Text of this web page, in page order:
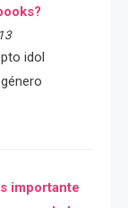
idol
importante